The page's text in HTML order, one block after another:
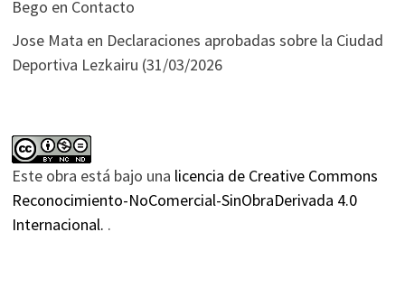
Bego en Contacto
Jose Mata en Declaraciones aprobadas sobre la Ciudad
Deportiva Lezkairu (31/03/2026
Este obra está bajo una licencia de Creative Commons
Reconocimiento-NoComercial-SinObraDerivada 4.0
Internacional. .